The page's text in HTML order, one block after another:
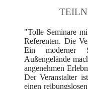
"Tolle Seminare
Referenten. Die
Ein moderner
Außengelände
angenehmen
Der Veranstalter
einen